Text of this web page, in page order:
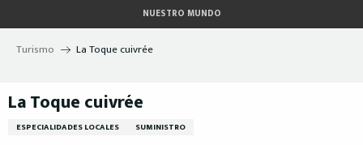
au
contenu
NUESTRO MUNDO
Turismo La Toque cuivrée
La Toque cuivrée
ESPECIALIDADES LOCALES SUMINISTRO